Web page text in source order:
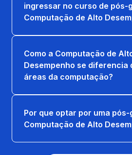
ingressar no curso de pós-
Computação de Alto
Como a Computação de
Desempenho se diferencia
áreas da computação?
Por que optar por uma
Computação de Alto